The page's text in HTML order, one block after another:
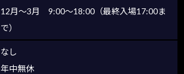
12月～3月 9:00～18:00（最終入場17:00ま
で）
なし
年中無休